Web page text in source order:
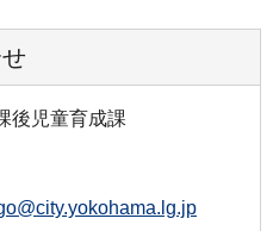
後児童育成課